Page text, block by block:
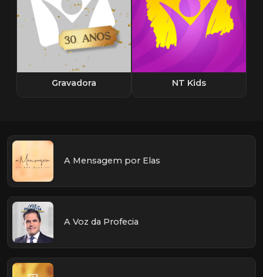
Gravadora NT Kids
A Mensagem por Elas
A Voz da Profecia